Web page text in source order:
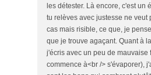
les détester. Là encore, c'est un
tu relèves avec justesse ne veut
cas mais risible, ce que, je
que je trouve agaçant. Quant à
j'écris avec un peu de mauvaise
commence à<br /> s'évaporer),